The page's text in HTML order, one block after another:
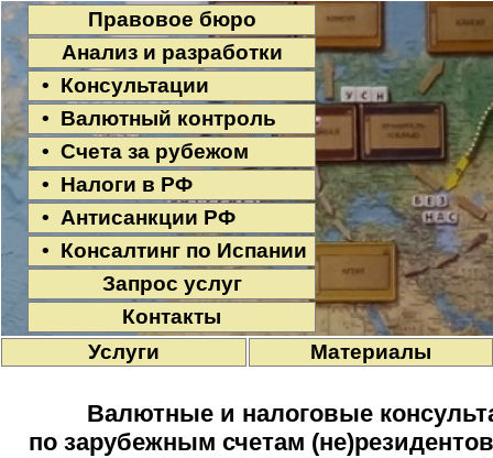
Правовое бюро
Анализ и разработки
• Консультации
• Валютный контроль
• Счета за рубежом
• Налоги в РФ
• Антисанкции РФ
• Консалтинг по Испании
Запрос услуг
Контакты
Услуги
Материалы
Валютные и налоговые
по зарубежным счетам